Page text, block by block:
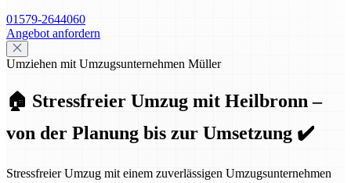
01579-2644060
Angebot anfordern
Umziehen mit Umzugsunternehmen Müller
🏠 Stressfreier Umzug mit Heilbronn –
von der Planung bis zur Umsetzung ✔️
Stressfreier Umzug mit einem zuverlässigen Umzugsunternehmen